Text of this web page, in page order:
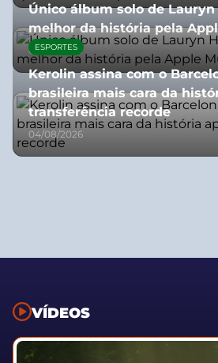
Único álbum solo de
melhor da história pela
06/08/2026
ESPORTES
Kerolin assina com o
brasileira mais cara da
transferência recorde
04/08/2026
VÍDEOS